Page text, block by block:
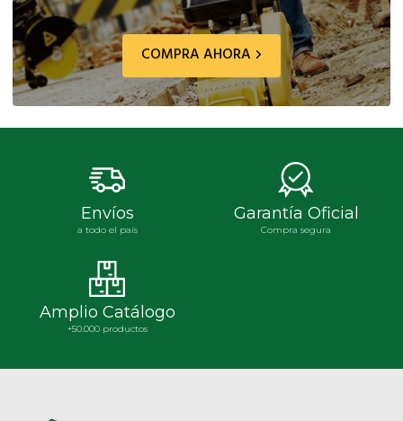
COMPRA AHORA
Envíos
a todo el país
Garantía Oficial
Compra segura
Amplio Catálogo
+50.000 productos